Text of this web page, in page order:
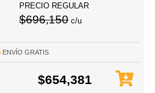
PRECIO REGULAR
$696,150 c/u
ENVÍO GRATIS
$654,381